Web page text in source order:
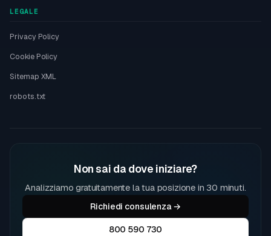
LEGALE
Privacy Policy
Cookie Policy
Sitemap XML
robots.txt
Non sai da dove iniziare?
Analizziamo gratuitamente la tua posizione in 30 minuti.
Richiedi consulenza →
800 590 730